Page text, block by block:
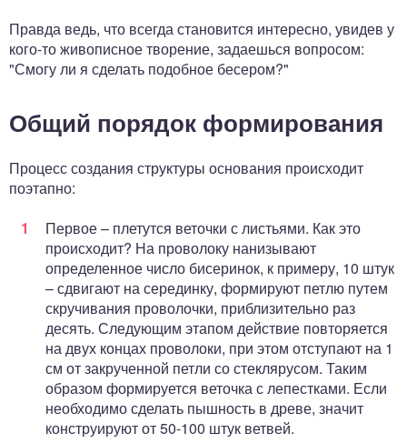
Правда ведь, что всегда становится интересно, увидев у
кого-то живописное творение, задаешься вопросом:
"Смогу ли я сделать подобное бесером?"
Общий порядок формирования
Процесс создания структуры основания происходит
поэтапно:
Первое – плетутся веточки с листьями. Как это
происходит? На проволоку нанизывают
определенное число бисеринок, к примеру, 10 штук
– сдвигают на серединку, формируют петлю путем
скручивания проволочки, приблизительно раз
десять. Следующим этапом действие повторяется
на двух концах проволоки, при этом отступают на 1
см от закрученной петли со стеклярусом. Таким
образом формируется веточка с лепестками. Если
необходимо сделать пышность в древе, значит
конструируют от 50-100 штук ветвей.